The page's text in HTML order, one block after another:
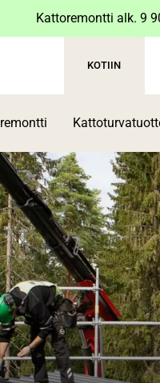
Kattoremontti alk. 9
KOTIIN